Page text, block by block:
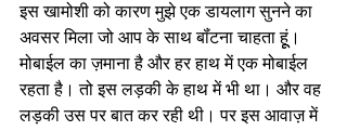
इस खामोशी को कारण मुझे एक डायलाग सुनने का
अवसर मिला जो आप के साथ बॉंटना चाहता हूूं।
मोबाईल का ज़माना है और हर हाथ में एक मोबाईल
रहता है। तो इस लड़की के हाथ में भी था। और वह
लड़की उस पर बात कर रही थी। पर इस आवाज़ में